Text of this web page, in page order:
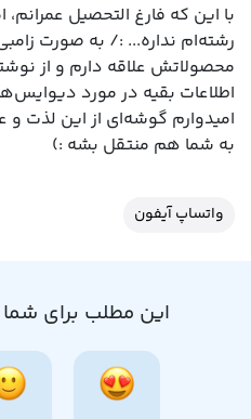
با این که فارغ التحصیل
رشته‌ام نداره... :/ به صورت
محصولاتش علاقه دارم و از
اطلاعات بقیه در مورد
امیدوارم گوشه‌ای از این لذت
به شما هم منتقل بشه :)
واتساپ آیفون
این مطلب برای